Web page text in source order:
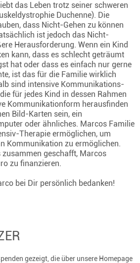
das Leben trotz seiner schweren
Duchenne). Die
dass Nicht-Gehen zu können
ist jedoch das Nicht-
Herausforderung. Wenn ein Kind
kann, dass es schlecht geträumt
hat oder dass es einfach nur gerne
ist das für die Familie wirklich
sind intensive Kommunikations-
für jedes Kind in dessen Rahmen
Kommunikationform herausfinden
Bild-Karten sein, ein
oder ähnliches. Marcos Familie
Therapie ermöglichen, um
Kommunikation zu ermöglichen.
zusammen geschafft, Marcos
zu finanzieren.
bei Dir persönlich bedanken!
gezeigt, die über unsere Homepage